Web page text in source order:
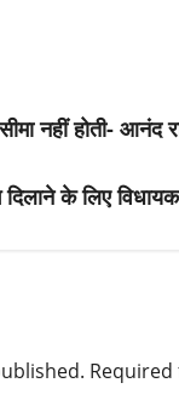
नहीं होती- आनंद
दिलाने के लिए